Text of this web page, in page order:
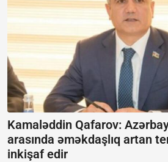
Kamaləddin Qafarov:
arasında əməkdaşlıq artan
inkişaf edir